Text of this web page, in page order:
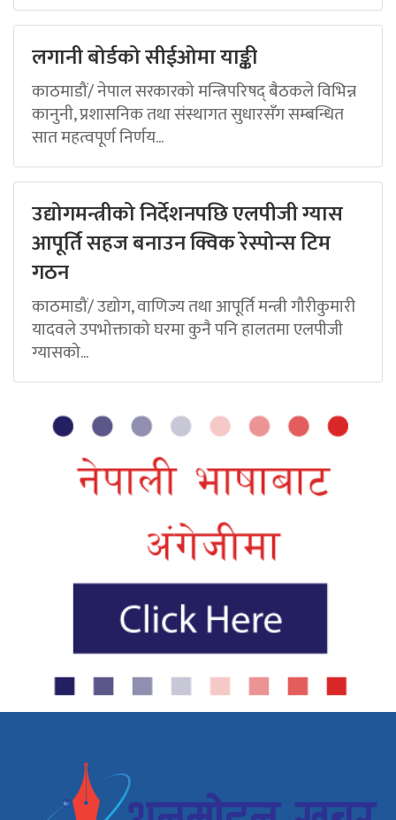
लगानी बोर्डको सीईओमा याङ्की
काठमाडौं/ नेपाल सरकारको मन्त्रिपरिषद् बैठकले विभिन्न
कानुनी, प्रशासनिक तथा संस्थागत सुधारसँग सम्बन्धित
सात महत्वपूर्ण निर्णय...
उद्योगमन्त्रीको निर्देशनपछि एलपीजी ग्यास
आपूर्ति सहज बनाउन क्विक रेस्पोन्स टिम
गठन
काठमाडौं/ उद्योग, वाणिज्य तथा आपूर्ति मन्त्री गौरीकुमारी
यादवले उपभोक्ताको घरमा कुनै पनि हालतमा एलपीजी
ग्यासको...